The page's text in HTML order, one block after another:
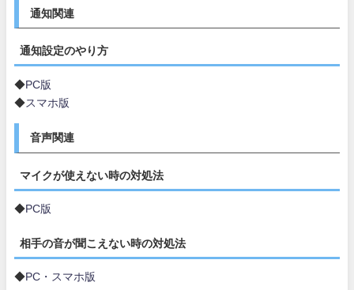
通知関連
通知設定のやり方
◆PC版
◆スマホ版
音声関連
マイクが使えない時の対処法
◆PC版
相手の音が聞こえない時の対処法
◆PC・スマホ版